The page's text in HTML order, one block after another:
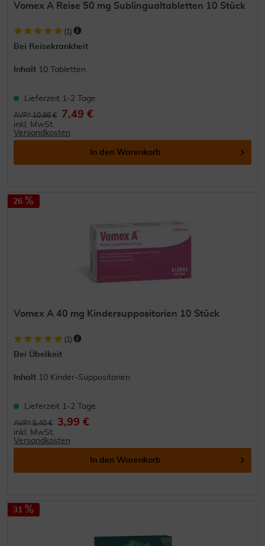
Vomex A Reise 50 mg Sublingualtabletten 10 Stück
(1 )
Bei Reisekrankheit
Inhalt 10 Tabletten
Lieferzeit 1-2 Tage
AVP* 10,98 € 7,49 €
inkl. MwSt.
Versandkosten
In den Warenkorb
26
Vomex A 40 mg Kindersuppositorien 10 Stück
(1)
Bei Übelkeit
Inhalt 10 Kinder-Suppositorien
Lieferzeit 1-2 Tage
AVP* 5,40 € 3,99 €
inkl. MwSt.
Versandkosten
In den Warenkorb
31